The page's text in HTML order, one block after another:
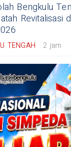
Bengkulu
Revitalisasi
TENGAH 2 jam